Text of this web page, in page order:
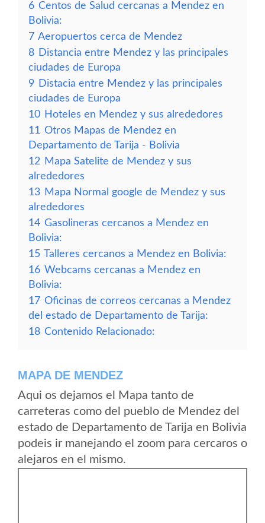
6 Centos de Salud cercanas a Mendez en
Bolivia:
7 Aeropuertos cerca de Mendez
8 Distancia entre Mendez y las principales
ciudades de Europa
9 Distacia entre Mendez y las principales
ciudades de Europa
10 Hoteles en Mendez y sus alrededores
11 Otros Mapas de Mendez en
Departamento de Tarija - Bolivia
12 Mapa Satelite de Mendez y sus
alrededores
13 Mapa Normal google de Mendez y sus
alrededores
14 Gasolineras cercanos a Mendez en
Bolivia:
15 Talleres cercanos a Mendez en Bolivia:
16 Webcams cercanas a Mendez en
Bolivia:
17 Oficinas de correos cercanas a Mendez
del estado de Departamento de Tarija:
18 Contenido Relacionado:
MAPA DE MENDEZ
Aqui os dejamos el Mapa tanto de
carreteras como del pueblo de Mendez del
estado de Departamento de Tarija en Bolivia
podeis ir manejando el zoom para cercaros o
alejaros en el mismo.